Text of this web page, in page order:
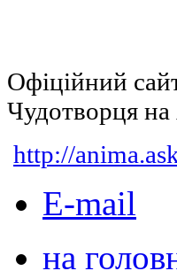
Офіційний
Чудотворця на
http://
E-mail
на